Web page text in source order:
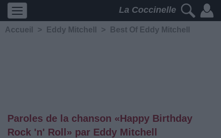
La Coccinelle
Accueil > Eddy Mitchell > Best Of Eddy Mitchell
Paroles de la chanson «Happy Birthday
Rock 'n' Roll» par Eddy Mitchell